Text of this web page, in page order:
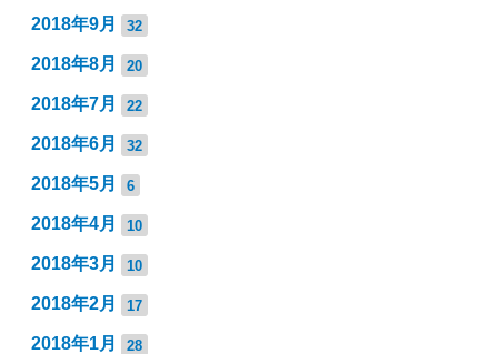
2018年9月 32
2018年8月 20
2018年7月 22
2018年6月 32
2018年5月 6
2018年4月 10
2018年3月 10
2018年2月 17
2018年1月 28